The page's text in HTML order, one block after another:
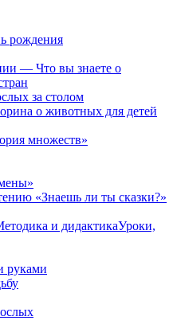
рождения
— Что вы знаете о
за столом
о животных для детей
множеств»
«Знаешь ли ты сказки?»
и дидактикаУроки,
руками